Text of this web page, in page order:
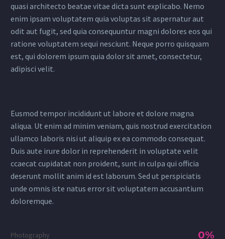
quasi architecto beatae vitae dicta sunt explicabo. Nemo
enim ipsam voluptatem quia voluptas sit aspernatur aut
odit aut fugit, sed quia consequuntur magni dolores eos qui
ratione voluptatem sequi nesciunt. Neque porro quisquam
est, qui dolorem ipsum quia dolor sit amet, consectetur,
adipisci velit.
Eusmod tempor incididunt ut labore et dolore magna
aliqua. Ut enim ad minim veniam, quis nostrud exercitation
ullamco laboris nisi ut aliquip ex ea commodo consequat.
Duis aute irure dolor in reprehenderit in voluptate velit
ccaecat cupidatat non proident, sunt in culpa qui officia
deserunt mollit anim id est laborum. Sed ut perspiciatis
unde omnis iste natus error sit voluptatem accusantium
doloremque.
Photography 0%